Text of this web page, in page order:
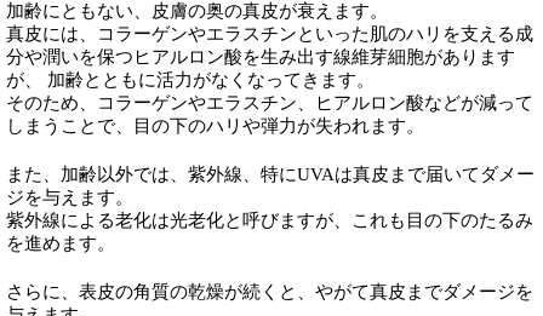
加齢にともない、皮膚の奥の真皮が衰えます。
真皮には、コラーゲンやエラスチンといった肌のハリを支える成
分や潤いを保つヒアルロン酸を生み出す線維芽細胞があります
が、 加齢とともに活力がなくなってきます。
そのため、コラーゲンやエラスチン、ヒアルロン酸などが減って
しまうことで、目の下のハリや弾力が失われます。
また、加齢以外では、紫外線、特にUVAは真皮まで届いてダメー
ジを与えます。
紫外線による老化は光老化と呼びますが、これも目の下のたるみ
を進めます。
さらに、表皮の角質の乾燥が続くと、やがて真皮までダメージを